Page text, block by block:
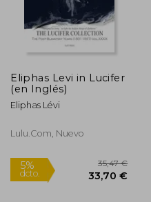
Eliphas Levi in Lucifer
(en Inglés)
Eliphas Lévi
Lulu.Com, Nuevo